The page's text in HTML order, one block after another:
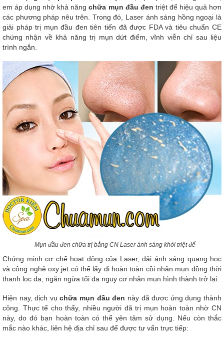
em áp dụng nhờ khả năngchữa mụn đầu đen triệt để hiệu quả hơn
các phương pháp nêu trên. Trong đó, Laser ánh sáng hồng ngoại là
giải pháp trị mụn đầu đen tiên tiến đã được FDA và tiêu chuẩn CE
chứng nhận về khả năng trị mụn dứt điểm, vĩnh viễn chỉ sau liệu
trình ngắn.
Mụn đầu đen chữa trị bằng CN Laser ánh sáng khỏi triệt để
Chứng minh cơ chế hoạt động của Laser, dải ánh sáng quang học
và công nghệ oxy jet có thể lấy đi hoàn toàn cồi nhân mụn đồng thời
thanh lọc da, ngăn ngừa tối đa nguy cơ nhân mụn hình thành trở lại.
Hiện nay, dịch vụchữa mụn đầu đen này đã được ứng dụng thành
công. Thực tế cho thấy, nhiều người đã trị mụn hoàn toàn nhờ CN
này, do đó bạn hoàn toàn có thể yên tâm sử dụng. Nếu còn thắc
mắc nào khác, liên hệ địa chỉ sau để được tư vấn trực tiếp: